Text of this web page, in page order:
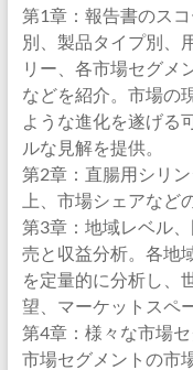
第1章：報告書のス
別、製品タイプ別、
リー、各市場セグメ
などを紹介。市場の
ような進化を遂げる
ルな見解を提供。
第2章：直腸用シリ
上、市場シェアなど
第3章：地域レベル
売と収益分析。各地
を定量的に分析し、
望、マーケットスペ
第4章：様々な市場
市場セグメントの市